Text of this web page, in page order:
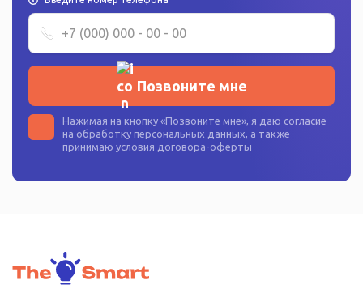
Позвоните мне
Нажимая на кнопку «Позвоните мне», я даю согласие
на обработку персональных данных, а также
принимаю условия договора-оферты